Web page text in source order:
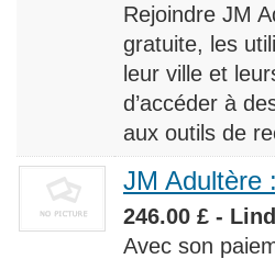
Rejoindre JM
gratuite, les
leur ville et
d’accéder à
aux outils de
JM Adultère
246.00 £ -
Avec son